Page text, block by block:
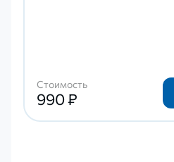
Стоимость
990 ₽